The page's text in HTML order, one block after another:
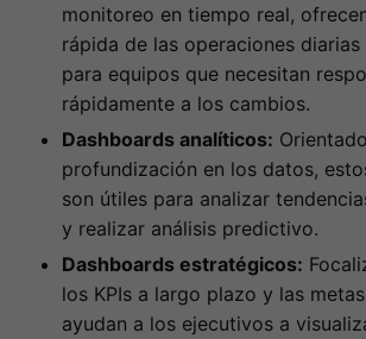
monitoreo en tiempo real,
rápida de las operaciones
para equipos que necesitan
rápidamente a los cambios.
Dashboards analíticos:
profundización en los datos,
son útiles para analizar
y realizar análisis predictivo.
Dashboards estratégicos:
los KPIs a largo plazo y las
ayudan a los ejecutivos a